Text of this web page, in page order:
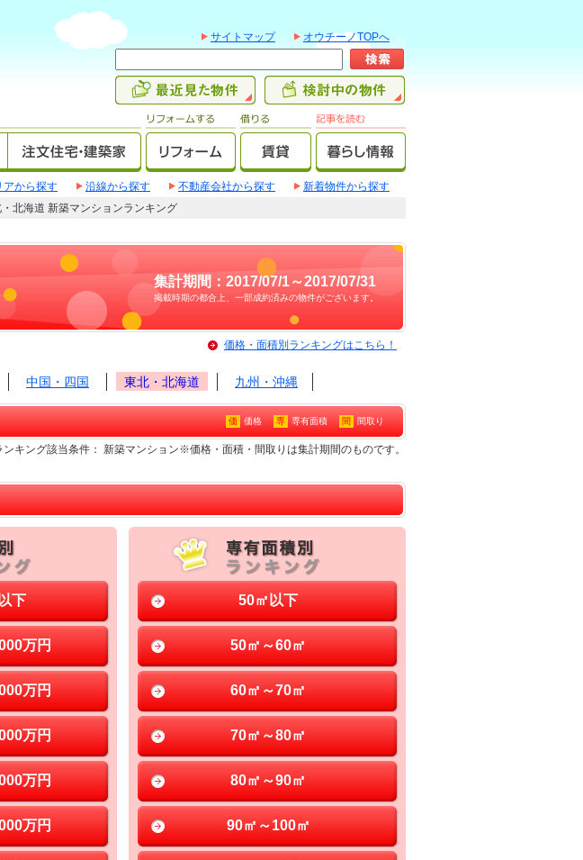
サイトマップ オウチーノTOPへ
アから探す 沿線から探す 不動産会社から探す
新着物件から探す
北海道 新築マンションランキング
集計期間：2017/07/1～2017/07/31
掲載時期の都合上、一部成約済みの物件がございます。
価格・面積別ランキングはこちら！
中国・四国 東北・北海道 九州・沖縄
価 価格 専 専有面積 間 間取り
キング該当条件： 新築マンション※価格・面積・間取りは集計期間のものです。
下
万円
万円
万円
万円
万円
50㎡以下
50㎡～60㎡
60㎡～70㎡
70㎡～80㎡
80㎡～90㎡
90㎡～100㎡